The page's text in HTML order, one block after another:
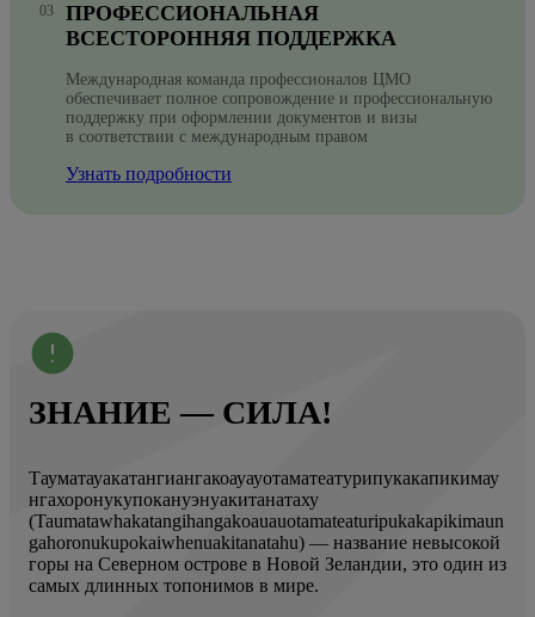
ПРОФЕССИОНАЛЬНАЯ
ВСЕСТОРОННЯЯ ПОДДЕРЖКА
Международная команда профессионалов ЦМО
обеспечивает полное сопровождение и профессиональную
поддержку при оформлении документов и визы
в соответствии с международным правом
Узнать подробности
ЗНАНИЕ — СИЛА!
Тауматауакатангиангакоауауотаматеатурипукакапикимау
нгахоронукупокануэнуакитанатаху
(Taumatawhakatangihangakoauauotamateaturipukakapikimaun
gahoronukupokaiwhenuakitanatahu) — название невысокой
горы на Северном острове в Новой Зеландии, это один из
самых длинных топонимов в мире.